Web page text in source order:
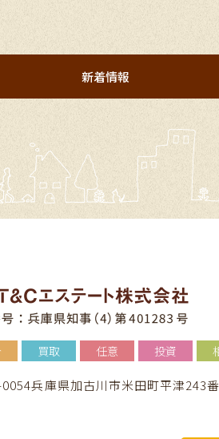
新着情報
買取 任意 投資
兵庫県加古川市米田町平津243